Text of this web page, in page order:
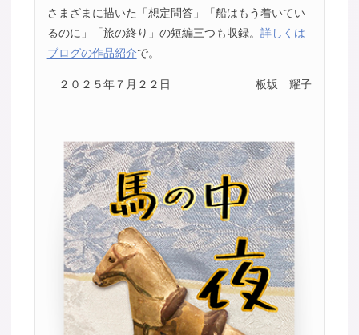
さまざまに描いた「想定問答」「船はもう着いてい
るのに」「旅の終り」の短編三つも収録。 詳しくは
ブログの作品紹介で。
２０２５年７月２２日 板坂 耀子